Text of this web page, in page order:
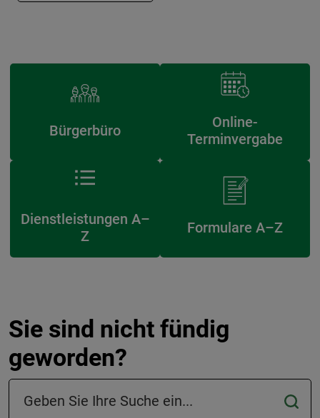
Bürgerbüro
Online-
Terminvergabe
Dienstleistungen A–
Z
Formulare A–Z
Sie sind nicht fündig
geworden?
Suchfeld in der Fußzeile